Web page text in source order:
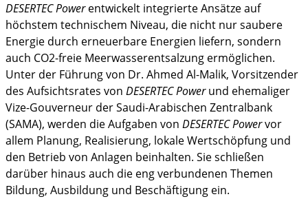
DESERTEC Powerentwickelt integrierte Ansätze auf
höchstem technischem Niveau, die nicht nur saubere
Energie durch erneuerbare Energien liefern, sondern
auch CO2-freie Meerwasserentsalzung ermöglichen.
Unter der Führung von Dr. Ahmed Al-Malik, Vorsitzender
des Aufsichtsrates von DESERTEC Powerund ehemaliger
Vize-Gouverneur der Saudi-Arabischen Zentralbank
(SAMA), werden die Aufgaben von DESERTEC Powervor
allem Planung, Realisierung, lokale Wertschöpfung und
den Betrieb von Anlagen beinhalten. Sie schließen
darüber hinaus auch die eng verbundenen Themen
Bildung, Ausbildung und Beschäftigung ein.